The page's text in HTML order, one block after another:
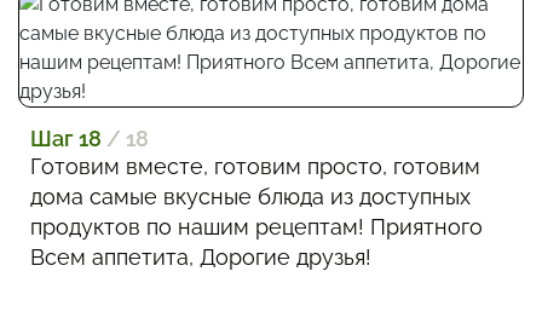
Шаг 18 / 18
Готовим вместе, готовим просто, готовим
дома самые вкусные блюда из доступных
продуктов по нашим рецептам! Приятного
Всем аппетита, Дорогие друзья!